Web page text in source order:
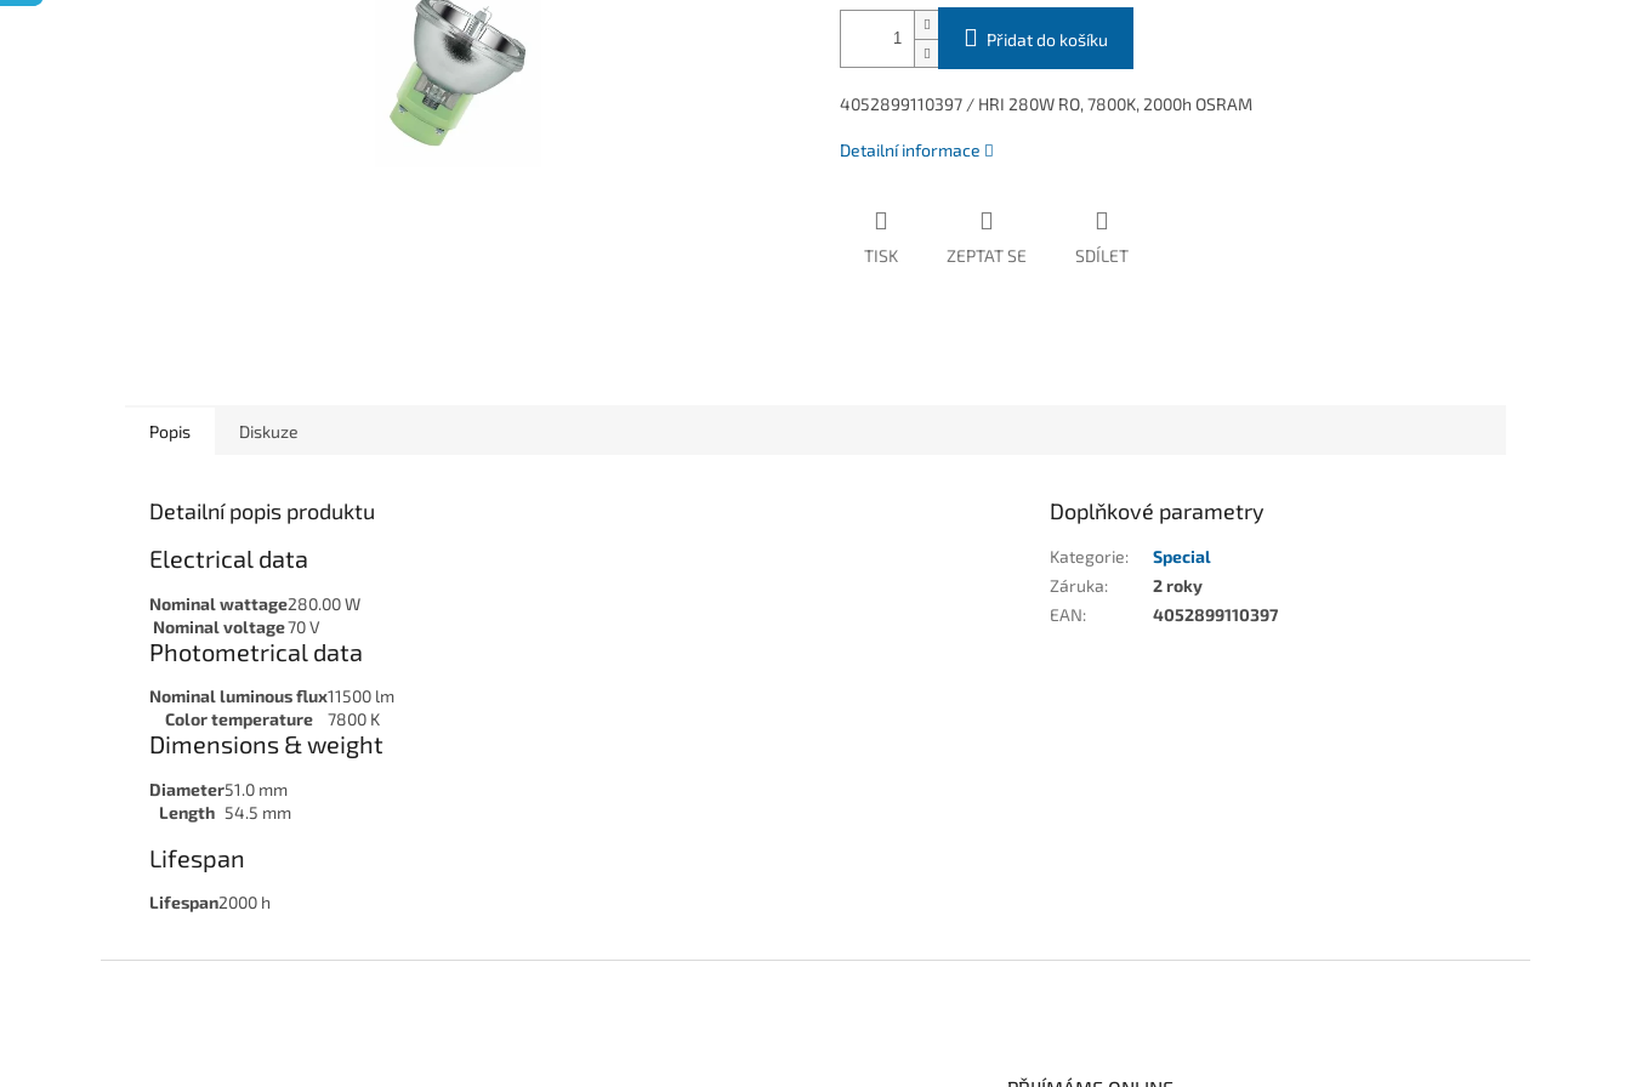
Přidat do košíku
4052899110397 / HRI 280W RO, 7800K, 2000h OSRAM
Detailní informace
TISK ZEPTAT SE SDÍLET
Popis Diskuze
Detailní popis produktu
Electrical data
Nominal wattage280.00 W
Nominal voltage70 V
Photometrical data
Nominal luminous flux11500 lm
Color temperature
7800 K
Dimensions & weight
Diameter51.0 mm
Length 54.5 mm
Lifespan
Lifespan2000 h
Doplňkové parametry
Kategorie:
Special
Záruka:
2 roky
EAN: 4052899110397